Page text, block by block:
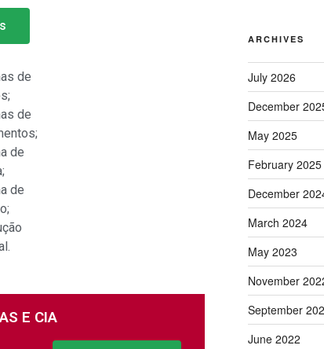
de
de
de
de
E CIA
ARCHIVES
July 2026
December
May 2025
February 2025
December
March 2024
May 2023
November
September
June 2022